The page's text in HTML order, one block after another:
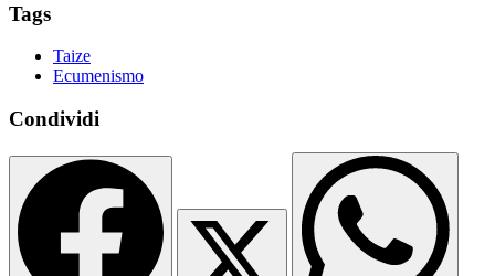
Tags
Taize
Ecumenismo
Condividi